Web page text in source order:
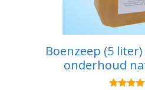
Boenzeep (5
onderhoud